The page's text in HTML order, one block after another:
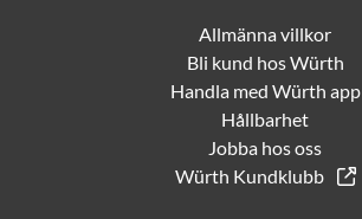
Allmänna villkor
Bli kund hos Würth
Handla med Würth app
Hållbarhet
Jobba hos oss
Würth Kundklubb